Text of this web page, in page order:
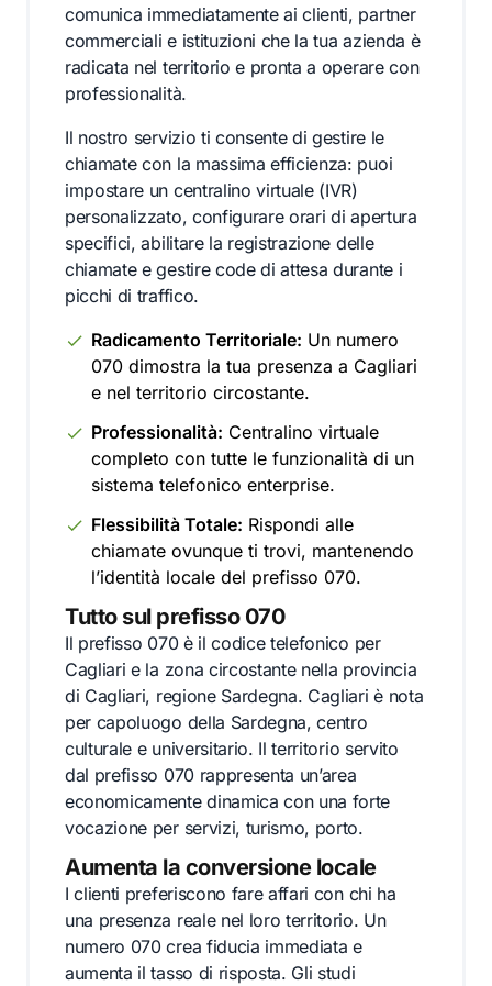
comunica immediatamente ai clienti, partner
commerciali e istituzioni che la tua azienda è
radicata nel territorio e pronta a operare con
professionalità.
Il nostro servizio ti consente di gestire le
chiamate con la massima efficienza: puoi
impostare un centralino virtuale (IVR)
personalizzato, configurare orari di apertura
specifici, abilitare la registrazione delle
chiamate e gestire code di attesa durante i
picchi di traffico.
Radicamento Territoriale: Un numero
070 dimostra la tua presenza a Cagliari
e nel territorio circostante.
Professionalità: Centralino virtuale
completo con tutte le funzionalità di un
sistema telefonico enterprise.
Flessibilità Totale: Rispondi alle
chiamate ovunque ti trovi, mantenendo
l’identità locale del prefisso 070.
Tutto sul prefisso 070
Il prefisso 070 è il codice telefonico per
Cagliari e la zona circostante nella provincia
di Cagliari, regione Sardegna. Cagliari è nota
per capoluogo della Sardegna, centro
culturale e universitario. Il territorio servito
dal prefisso 070 rappresenta un’area
economicamente dinamica con una forte
vocazione per servizi, turismo, porto.
Aumenta la conversione locale
I clienti preferiscono fare affari con chi ha
una presenza reale nel loro territorio. Un
numero 070 crea fiducia immediata e
aumenta il tasso di risposta. Gli studi